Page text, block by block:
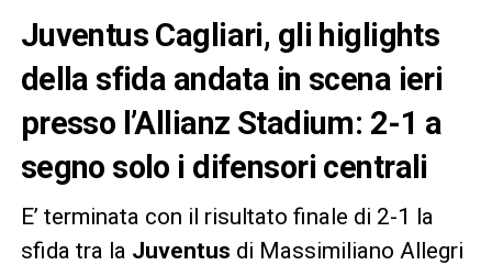
Juventus Cagliari, gli higlights
della sfida andata in scena ieri
presso l’Allianz Stadium: 2-1 a
segno solo i difensori centrali
E’ terminata con il risultato finale di 2-1 la
sfida tra la Juventus di Massimiliano Allegri